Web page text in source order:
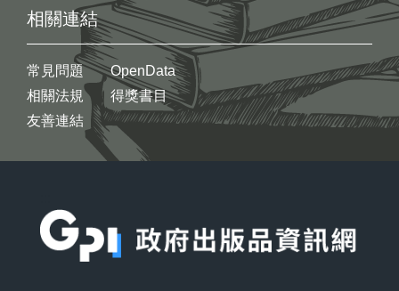
相關連結
常見問題
相關法規
友善連結
OpenData
得獎書目